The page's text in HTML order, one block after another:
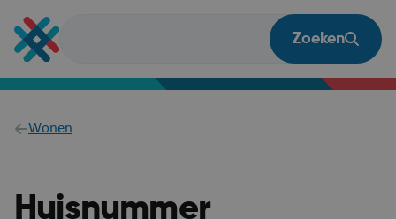
en
naar
inhoud
Zoeken
Breadcrumb
Wonen
Huisnummer